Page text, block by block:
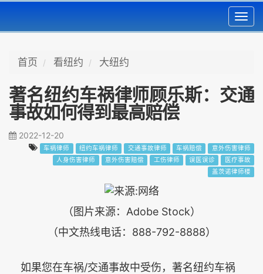
首页 看纽约 大纽约
著名纽约车祸律师顾乐斯：交通
事故如何得到最高赔偿
2022-12-20
车祸律师 纽约车祸律师 交通事故律师 车祸赔偿
意外伤害律师
人身伤害律师
意外伤害赔偿 工伤律师 误医误诊
医疗事故
盖茨诺律师楼
（图片来源：Adobe Stock）
（中文热线电话：888-792-8888）
如果您在车祸/交通事故中受伤，著名纽约车祸